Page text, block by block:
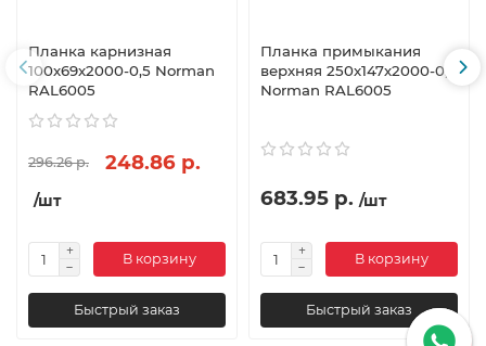
Планка карнизная
100х69х2000-0,5 Norman
RAL6005
296.26 р. 248.86 р.
/шт
В корзину
Быстрый заказ
Планка примыкания
верхняя 250х147х2000-0,5
Norman RAL6005
683.95 р. /шт
В корзину
Быстрый заказ